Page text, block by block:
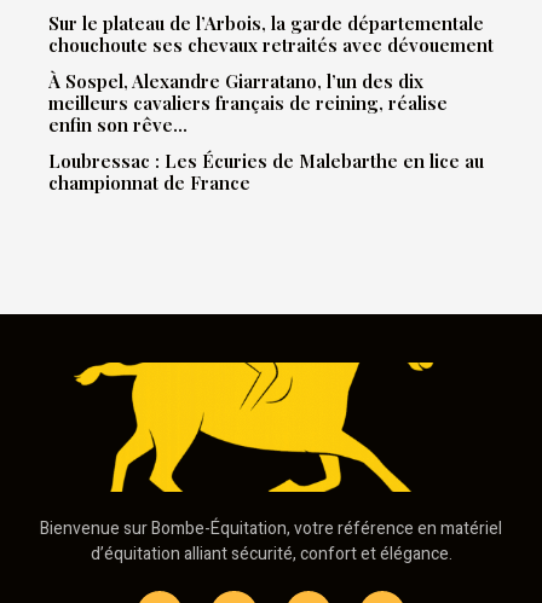
Sur le plateau de l’Arbois, la garde départementale
chouchoute ses chevaux retraités avec dévouement
À Sospel, Alexandre Giarratano, l’un des dix
meilleurs cavaliers français de reining, réalise
enfin son rêve…
Loubressac : Les Écuries de Malebarthe en lice au
championnat de France
Bienvenue sur Bombe-Équitation, votre référence en matériel
d’équitation alliant sécurité, confort et élégance.